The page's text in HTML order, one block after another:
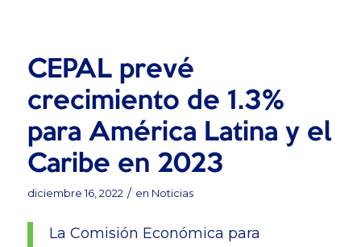
CEPAL prevé
crecimiento de 1.3%
para América Latina y el
Caribe en 2023
diciembre 16, 2022 / en Noticias
La Comisión Económica para